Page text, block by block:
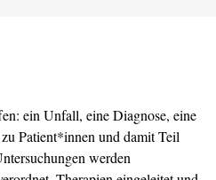
ein Unfall, eine Diagnose, eine
Patient*innen und damit Teil
werden